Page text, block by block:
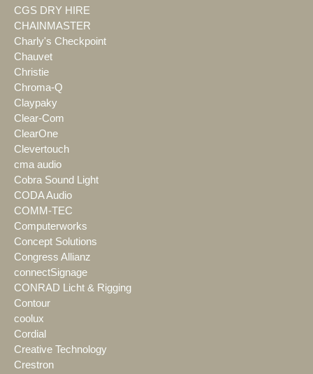
CGS DRY HIRE
CHAINMASTER
Charly's Checkpoint
Chauvet
Christie
Chroma-Q
Claypaky
Clear-Com
ClearOne
Clevertouch
cma audio
Cobra Sound Light
CODA Audio
COMM-TEC
Computerworks
Concept Solutions
Congress Allianz
connectSignage
CONRAD Licht & Rigging
Contour
coolux
Cordial
Creative Technology
Crestron